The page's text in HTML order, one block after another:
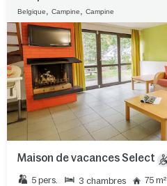
Belgique, Campine, Campine
Maison de vacances Select
5 pers. 3 chambres 75 m²